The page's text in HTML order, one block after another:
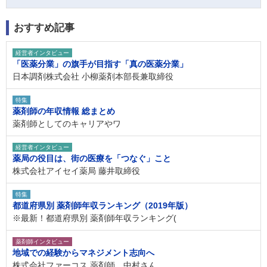
おすすめ記事
経営者インタビュー
「医薬分業」の旗手が目指す「真の医薬分業」
日本調剤株式会社 小柳薬剤本部長兼取締役
特集
薬剤師の年収情報 総まとめ
薬剤師としてのキャリアやワ
経営者インタビュー
薬局の役目は、街の医療を「つなぐ」こと
株式会社アイセイ薬局 藤井取締役
特集
都道府県別 薬剤師年収ランキング（2019年版）
※最新！都道府県別 薬剤師年収ランキング(
薬剤師インタビュー
地域での経験からマネジメント志向へ
株式会社ファーコス 薬剤師 中村さん